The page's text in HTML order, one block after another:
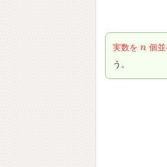
実数を n
n 個
う。